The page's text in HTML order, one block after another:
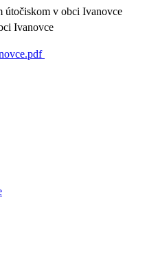
útočiskom v obci Ivanovce